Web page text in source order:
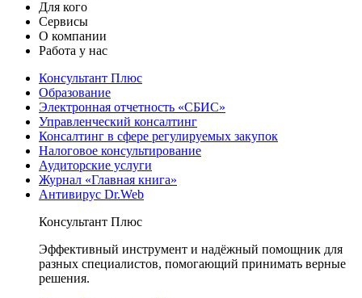
Для кого
Сервисы
О компании
Работа у нас
Консультант Плюс
Образование
Электронная отчетность «СБИС»
Управленческий консалтинг
Консалтинг в сфере регулируемых закупок
Налоговое консультирование
Аудиторские услуги
Журнал «Главная книга»
Антивирус Dr.Web
Консультант Плюс
Эффективный инструмент и надёжный помощник для
разных специалистов, помогающий принимать верные
решения.